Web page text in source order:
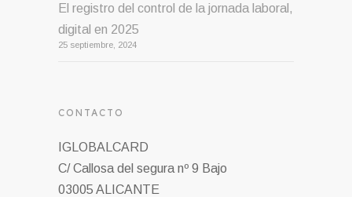
El registro del control de la jornada laboral,
digital en 2025
25 septiembre, 2024
CONTACTO
IGLOBALCARD
C/ Callosa del segura nº 9 Bajo
03005 ALICANTE